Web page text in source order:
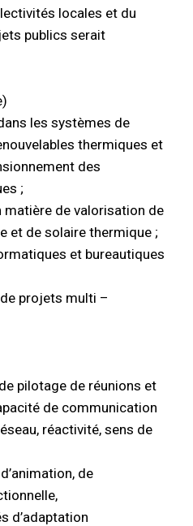
locales et du
publics serait
les systèmes de
thermiques et
des
;
matière de valorisation de
et de solaire thermique ;
et bureautiques
projets multi –
pilotage de réunions et
de communication
réactivité, sens de
de
d’adaptation